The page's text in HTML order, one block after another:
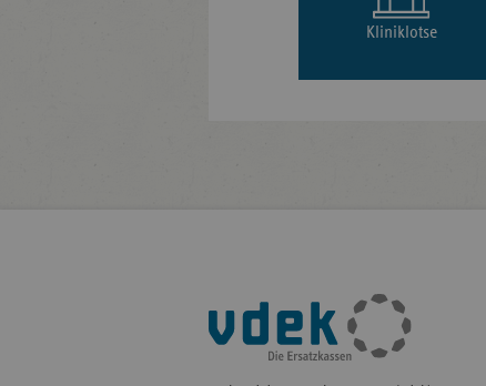
Kliniklotse
Fußleisten-
Navigation